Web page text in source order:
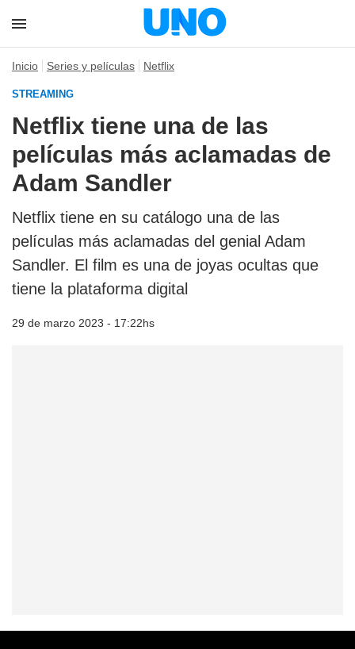
Inicio Series y películas Netflix
STREAMING
Netflix tiene una de las
películas más aclamadas de
Adam Sandler
Netflix tiene en su catálogo una de las
películas más aclamadas del genial Adam
Sandler. El film es una de joyas ocultas que
tiene la plataforma digital
29 de marzo 2023 - 17:22hs